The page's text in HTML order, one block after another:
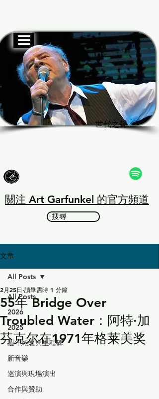
世代之聲
世代之聲
官方網站
搜尋
關注 Art Garfunkel 的官方頻道
文章
All Posts
2026
2025
週年紀念與里程碑
新音樂
巡演與現場演出
合作與贊助
All Posts
55年 Bridge Over
Troubled Water：阿特·加
芬克尔在1971年格莱美奖
2月25日 讀畢需時 1 分鐘